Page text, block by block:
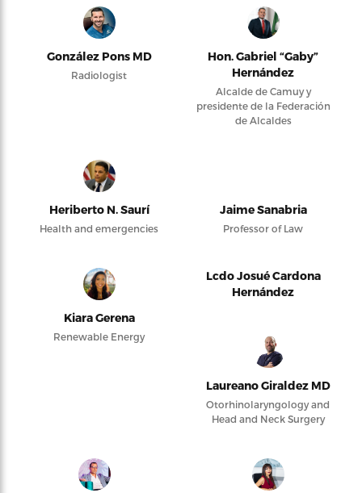
González Pons MD
Radiologist
Hon. Gabriel “Gaby”
Hernández
Alcalde de Camuy y
presidente de la Federación
de Alcaldes
Heriberto N. Saurí
Health and emergencies
Jaime Sanabria
Professor of Law
Kiara Gerena
Renewable Energy
Lcdo Josué Cardona
Hernández
Laureano Giraldez MD
Otorhinolaryngology and
Head and Neck Surgery